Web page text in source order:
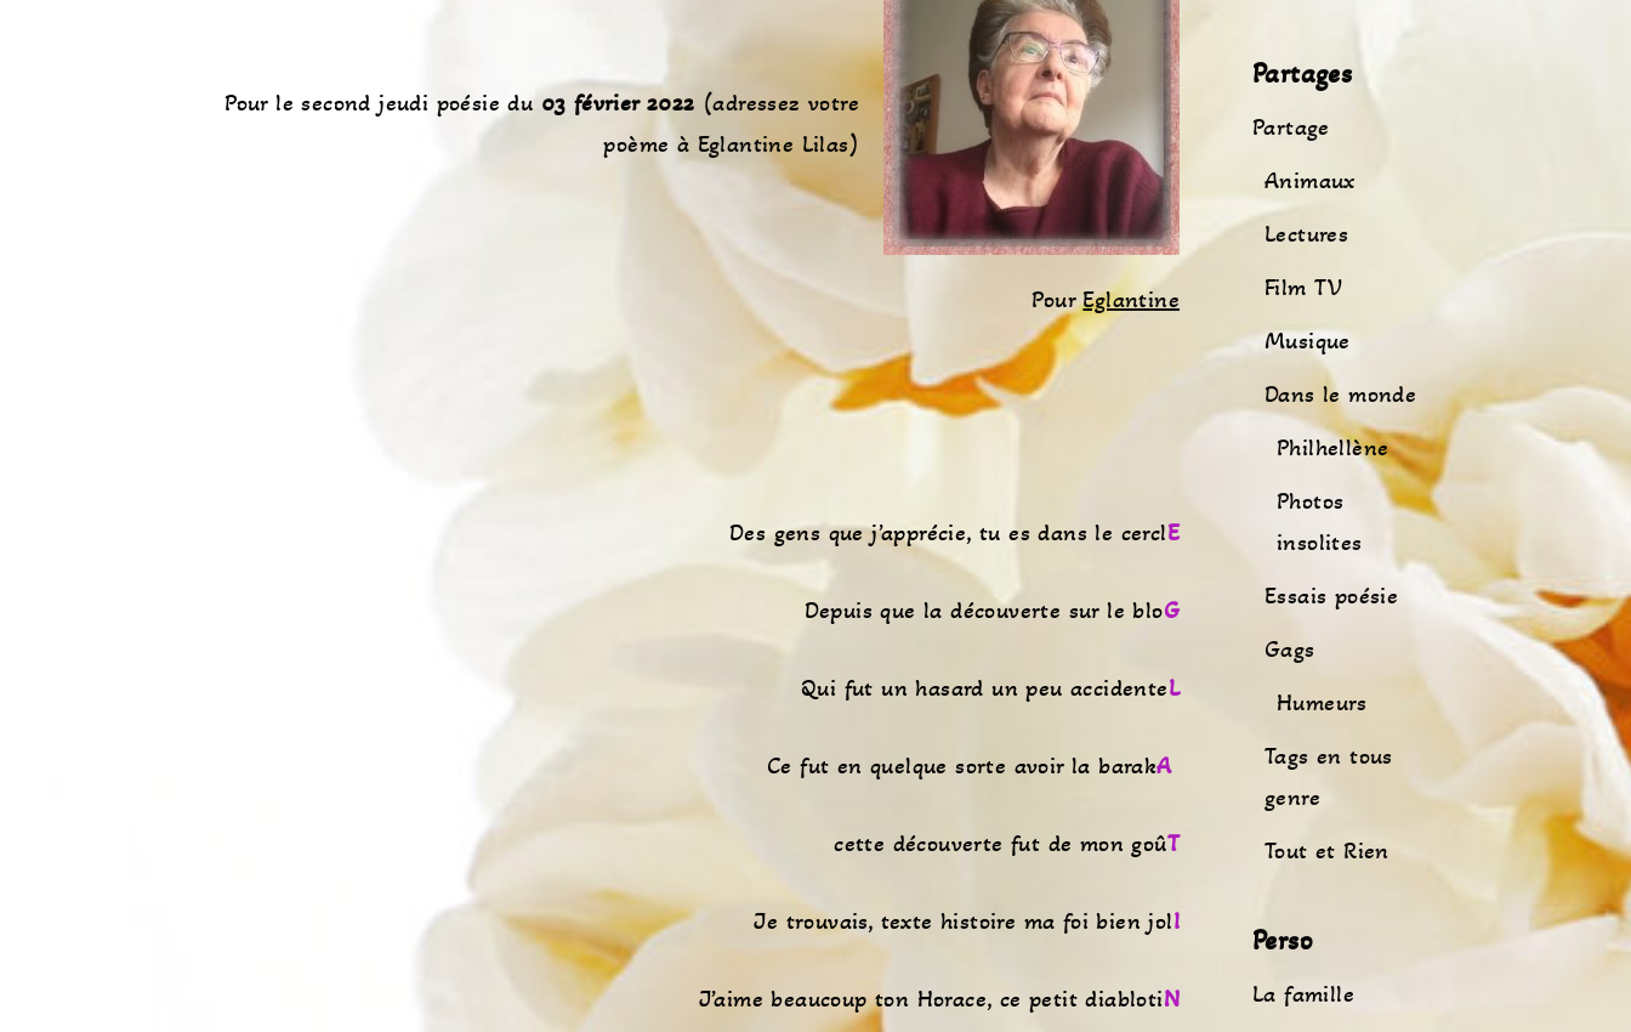
Pour le second jeudi poésie du 03 février 2022 (adressez votre
poème à Eglantine Lilas)
PourEglantine
Des gens que j’apprécie, tu es dans le cerclE
Depuis que la découverte sur le bloG
Qui fut un hasard un peu accidenteL
Ce fut en quelque sorte avoir la barakA
cette découverte fut de mon goûT
Je trouvais, texte histoire ma foi bien jolI
J’aime beaucoup ton Horace, ce petit diablotiN
Partages
Partage
Animaux
Lectures
Film TV
Musique
Dans le monde
Philhellène
Photos
insolites
Essais poésie
Gags
Humeurs
Tags en tous
genre
Tout et Rien
Perso
La famille